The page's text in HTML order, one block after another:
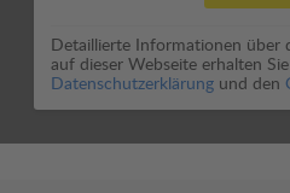
Detaillierte Informationen über
auf dieser Webseite erhalten
Datenschutzerklärung und den